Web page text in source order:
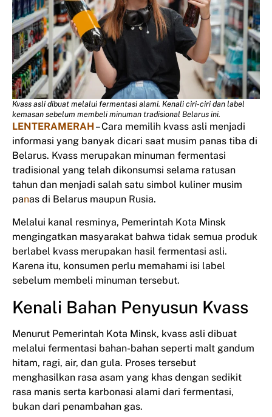
Kvass asli dibuat melalui fermentasi alami. Kenali ciri-ciri dan label
kemasan sebelum membeli minuman tradisional Belarus ini.
LENTERAMERAH – Cara memilih kvass asli menjadi
informasi yang banyak dicari saat musim panas tiba di
Belarus. Kvass merupakan minuman fermentasi
tradisional yang telah dikonsumsi selama ratusan
tahun dan menjadi salah satu simbol kuliner musim
panas di Belarus maupun Rusia.
Melalui kanal resminya, Pemerintah Kota Minsk
mengingatkan masyarakat bahwa tidak semua produk
berlabel kvass merupakan hasil fermentasi asli.
Karena itu, konsumen perlu memahami isi label
sebelum membeli minuman tersebut.
Kenali Bahan Penyusun Kvass
Menurut Pemerintah Kota Minsk, kvass asli dibuat
melalui fermentasi bahan-bahan seperti malt gandum
hitam, ragi, air, dan gula. Proses tersebut
menghasilkan rasa asam yang khas dengan sedikit
rasa manis serta karbonasi alami dari fermentasi,
bukan dari penambahan gas.